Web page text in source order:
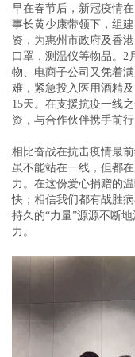
早在春节后，新冠疫情
事长黄少康带领下，组
资，为惠州市政府及香
口罩，测温仪等物品。2
物、电商子公司又凭着
难，紧急投入医用酒精
15天。在支援抗疫一线
资，与合作伙伴携手前行
相比奋战在抗击疫情最
虽不能站在一线，但都
力。在这份爱心捐赠的
快；相信我们都有战胜
持久的“力量”源源不断
力。